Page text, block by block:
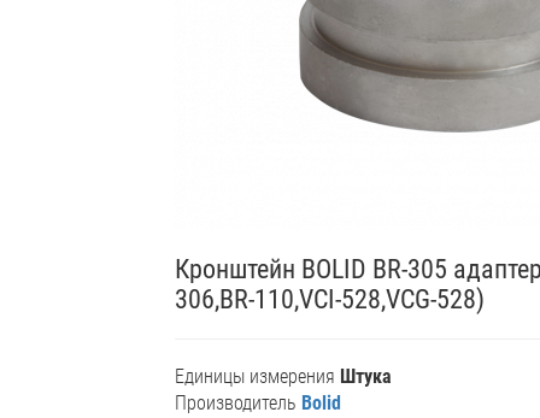
Кронштейн BOLID BR-305
306,BR-110,VCI-528,VCG-528)
Единицы измерения Штука
Производитель Bolid